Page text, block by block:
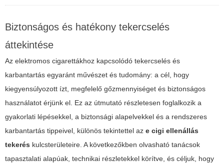
Biztonságos és hatékony tekercselés
áttekintése
Az elektromos cigarettákhoz kapcsolódó tekercselés és
karbantartás egyaránt művészet és tudomány: a cél, hogy
kiegyensúlyozott ízt, megfelelő gőzmennyiséget és biztonságos
használatot érjünk el. Ez az útmutató részletesen foglalkozik a
gyakorlati lépésekkel, a biztonsági alapelvekkel és a rendszeres
karbantartás tippeivel, különös tekintettel az e cigi ellenállás
tekerés kulcsterületeire. A következőkben olvasható tanácsok
tapasztalati alapúak, technikai részletekkel körítve, és céljuk, hogy